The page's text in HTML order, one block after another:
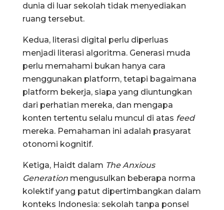
dunia di luar sekolah tidak menyediakan
ruang tersebut.
Kedua, literasi digital perlu diperluas
menjadi literasi algoritma. Generasi muda
perlu memahami bukan hanya cara
menggunakan platform, tetapi bagaimana
platform bekerja, siapa yang diuntungkan
dari perhatian mereka, dan mengapa
konten tertentu selalu muncul di atas feed
mereka. Pemahaman ini adalah prasyarat
otonomi kognitif.
Ketiga, Haidt dalam The Anxious
Generation mengusulkan beberapa norma
kolektif yang patut dipertimbangkan dalam
konteks Indonesia: sekolah tanpa ponsel